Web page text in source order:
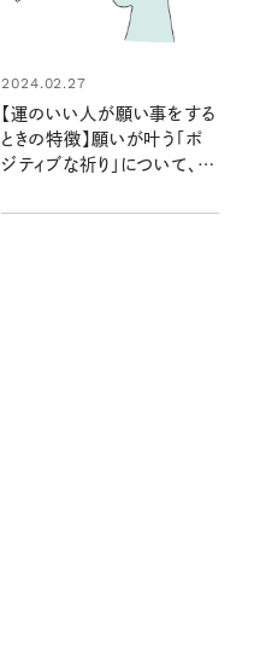
2024.02.27
【運のいい人が願い事をする
ときの特徴】願いが叶う「ポ
ジティブな祈り」について、脳
く